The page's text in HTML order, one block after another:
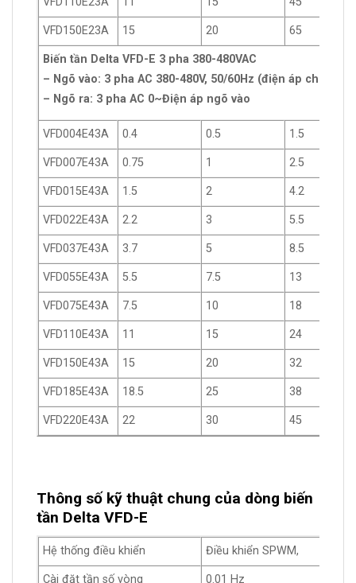
VFD150E23A 15 20 65
Biến tần Delta VFD-E 3 pha 380-480VAC
– Ngõ vào: 3 pha AC 380-480V, 50/60Hz (điện áp cho
– Ngõ ra: 3 pha AC 0~Điện áp ngõ vào
VFD004E43A 0.4 0.5 1.5
VFD007E43A 0.75 1 2.5
VFD015E43A 1.5 2 4.2
VFD022E43A 2.2 3 5.5
VFD037E43A 3.7 5 8.5
VFD055E43A 5.5 7.5 13
VFD075E43A 7.5 10 18
VFD110E43A 11 15 24
VFD150E43A 15 20 32
VFD185E43A 18.5 25 38
VFD220E43A 22 30 45
Thông số kỹ thuật chung của dòng biến
tần Delta VFD-E
Hệ thống điều khiển Điều khiển SPWM,
Cài đặt tần số vòng 0.01 Hz